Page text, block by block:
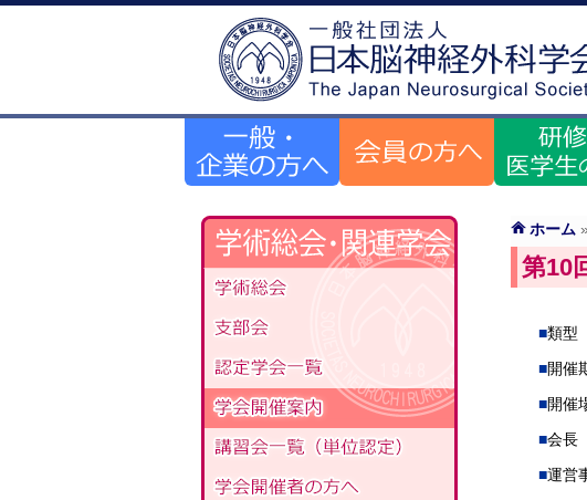
ホーム »
第10
類型
開催
開催
会長
運営